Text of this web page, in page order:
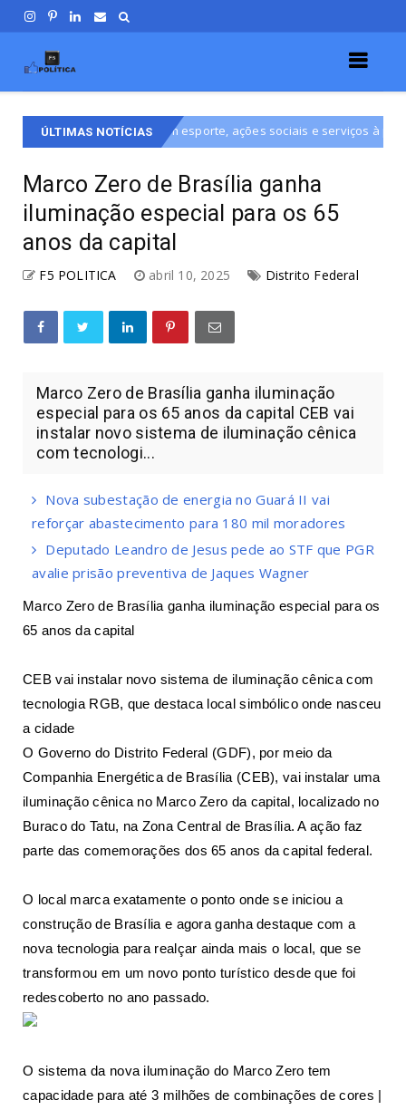
ÚLTIMAS NOTÍCIAS
foco em esporte, ações sociais e serviços à população do DF
Marco Zero de Brasília ganha
iluminação especial para os 65
anos da capital
F5 POLITICA abril 10, 2025 Distrito Federal
Marco Zero de Brasília ganha iluminação
especial para os 65 anos da capital CEB vai
instalar novo sistema de iluminação cênica
com tecnologi...
Nova subestação de energia no Guará II vai
reforçar abastecimento para 180 mil moradores
Deputado Leandro de Jesus pede ao STF que PGR
avalie prisão preventiva de Jaques Wagner
Marco Zero de Brasília ganha iluminação especial para os
65 anos da capital
CEB vai instalar novo sistema de iluminação cênica com
tecnologia RGB, que destaca local simbólico onde nasceu
a cidade
O Governo do Distrito Federal (GDF), por meio da
Companhia Energética de Brasília (CEB), vai instalar uma
iluminação cênica no Marco Zero da capital, localizado no
Buraco do Tatu, na Zona Central de Brasília. A ação faz
parte das comemorações dos 65 anos da capital federal.
O local marca exatamente o ponto onde se iniciou a
construção de Brasília e agora ganha destaque com a
nova tecnologia para realçar ainda mais o local, que se
transformou em um novo ponto turístico desde que foi
redescoberto no ano passado.
O sistema da nova iluminação do Marco Zero tem
capacidade para até 3 milhões de combinações de cores |